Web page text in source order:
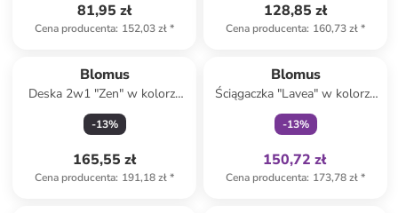
81,95 zł
Cena producenta: 152,03 zł*
128,85 zł
Cena producenta: 160,73 zł*
Blomus
Deska 2w1 "Zen" w kolorze
beżowym do serwowania - 32
x 17 cm
-13%
165,55 zł
Cena producenta: 191,18 zł*
Blomus
Ściągaczka "Lavea" w kolorze
beżowym do wody - 22 x 26
cm
-13%
150,72 zł
Cena producenta: 173,78 zł*